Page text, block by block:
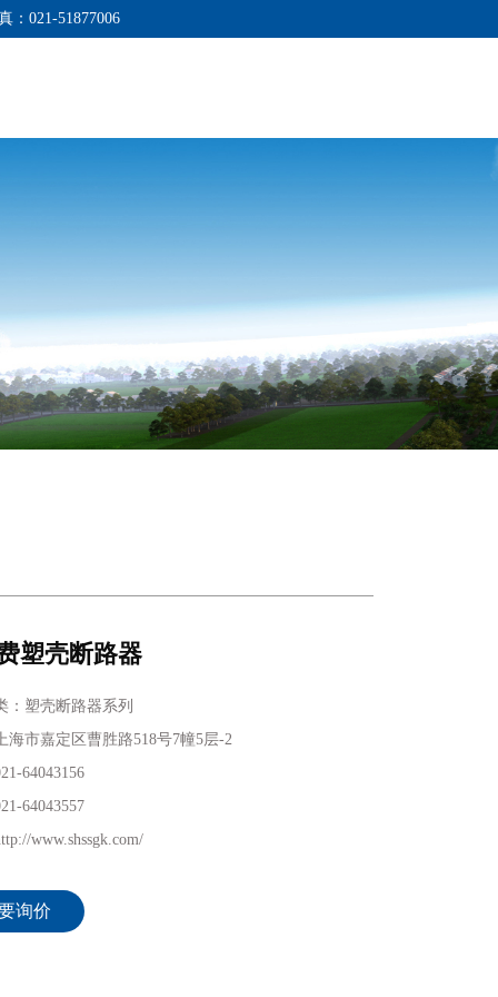
021-51877006
塑壳断路器
：塑壳断路器系列
海市嘉定区曹胜路518号7幢5层-2
64043156
64043557
www.shssgk.com/
询价